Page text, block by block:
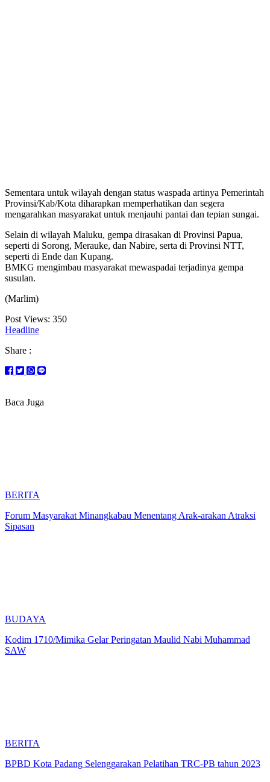
Sementara untuk wilayah dengan status waspada artinya Pemerintah
Provinsi/Kab/Kota diharapkan memperhatikan dan segera
mengarahkan masyarakat untuk menjauhi pantai dan tepian sungai.
Selain di wilayah Maluku, gempa dirasakan di Provinsi Papua,
seperti di Sorong, Merauke, dan Nabire, serta di Provinsi NTT,
seperti di Ende dan Kupang.
BMKG mengimbau masyarakat mewaspadai terjadinya gempa
susulan.
(Marlim)
Post Views: 350
Headline
Share :
Baca Juga
BERITA
Forum Masyarakat Minangkabau Menentang Arak-arakan Atraksi
Sipasan
BUDAYA
Kodim 1710/Mimika Gelar Peringatan Maulid Nabi Muhammad
SAW
BERITA
BPBD Kota Padang Selenggarakan Pelatihan TRC-PB tahun 2023